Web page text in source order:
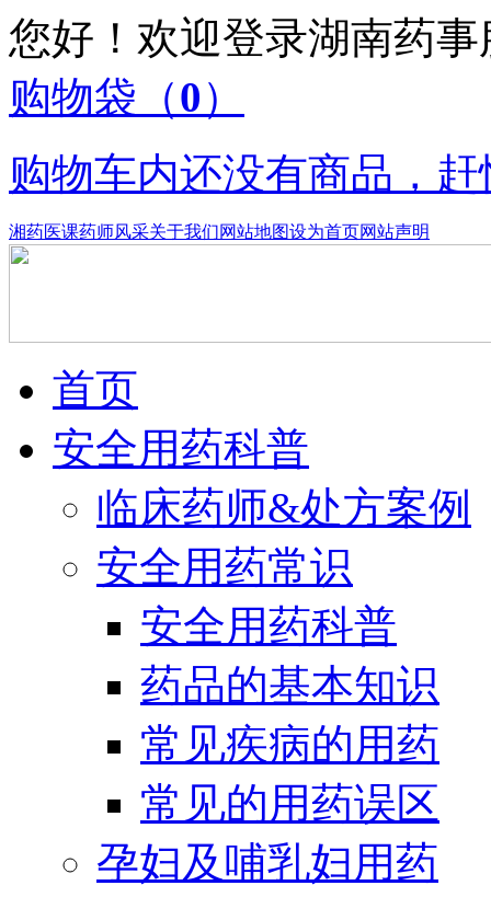
您好！欢迎登录湖南药
购物袋 （0）
购物车内还没有商品，
湘药医课药师风采关于我们网站地图设为首页网站声明
首页
安全用药科普
临床药师&处方案例
安全用药常识
安全用药科普
药品的基本知识
常见疾病的用药
常见的用药误区
孕妇及哺乳妇用药